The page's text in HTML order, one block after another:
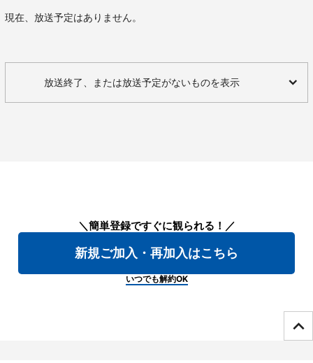
現在、放送予定はありません。
放送終了、または放送予定がないものを表示
＼簡単登録ですぐに観られる！／
新規ご加入・再加入はこちら
いつでも解約OK